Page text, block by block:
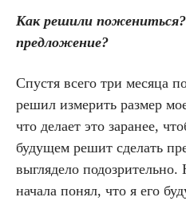
Как решили
предложение?
Спустя всего три месяца
решил измерить размер
что делает это заранее,
будущем решит сделать
выглядело
начала понял, что я его